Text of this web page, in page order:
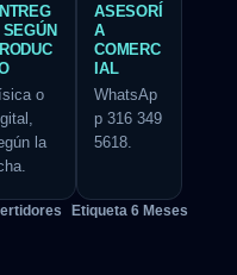
o
la
ASESORÍ
A
COMERC
IAL
WhatsAp
p 316 349
5618.
Etiqueta 6 Meses